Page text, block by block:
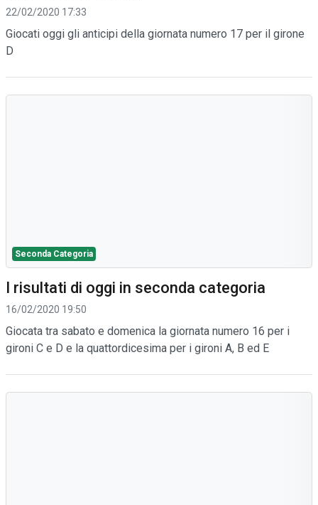
22/02/2020 17:33
Giocati oggi gli anticipi della giornata numero 17 per il girone
D
Seconda Categoria
I risultati di oggi in seconda categoria
16/02/2020 19:50
Giocata tra sabato e domenica la giornata numero 16 per i
gironi C e D e la quattordicesima per i gironi A, B ed E